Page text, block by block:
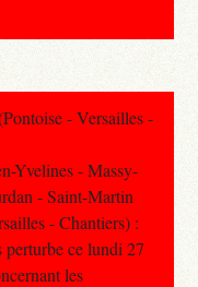
- Versailles -
Yvelines - Massy-
- Saint-Martin
- Chantiers) :
perturbe ce lundi 27
les